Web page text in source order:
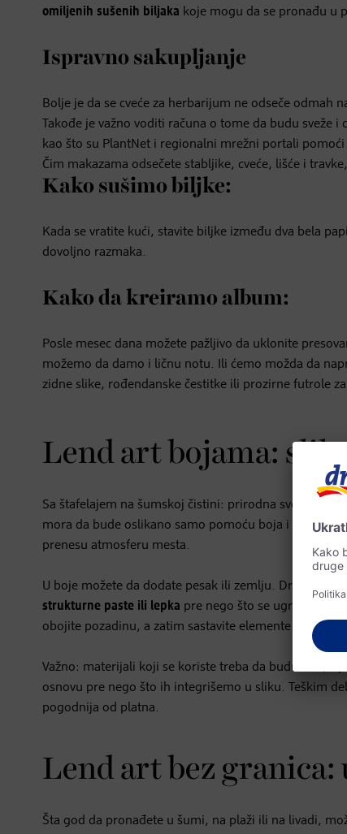
omiljenih sušenih biljaka koje mogu da se pronađu u
Ispravno sakupljanje
Bolje je da se cveće za herbarijum ne odseče odmah
Takođe je važno voditi računa o tome da budu sveže
kao što su PlantNet i regionalni mrežni portali
Čim makazama odsečete stabljike, cveće, lišće i
Kako sušimo biljke:
Kada se vratite kući, stavite biljke između dva bela
dovoljno razmaka.
Kako da kreiramo album:
Posle mesec dana možete pažljivo da uklonite
možemo da damo i ličnu notu. Ili ćemo možda da
zidne slike, rođendanske čestitke ili prozirne futrole
Lend art bojama:
Sa štafelajem na šumskoj čistini: prirodna svetlost i
mora da bude oslikano samo pomoću boja i nijansi.
prenesu atmosferu mesta.
U boje možete da dodate pesak ili zemlju. Drvo,
strukturne paste ili lepka pre nego što se ugrade u
obojite pozadinu, a zatim sastavite elemente. U
Važno: materijali koji se koriste treba da budu suvi,
osnovu pre nego što ih integrišemo u sliku. Teškim
pogodnija od platna.
Lend art bez
Šta god da pronađete u šumi, na plaži ili na livadi,